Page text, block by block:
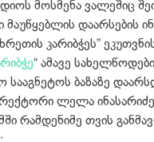
მოსმენა ვალეშიც
დაარსების
კარიბჭეს”
“ ამავე
სააგნეტოს ბაზაზე
ლელა
რამდენიმე თვის